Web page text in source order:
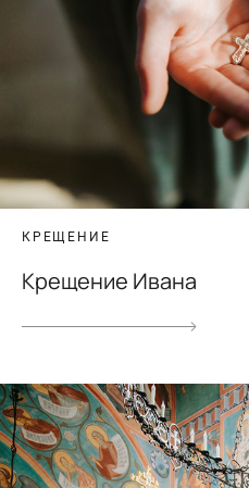
КРЕЩЕНИЕ
Крещение Ивана